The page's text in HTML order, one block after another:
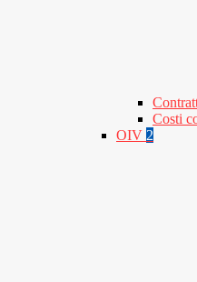
Costi
OIV 2